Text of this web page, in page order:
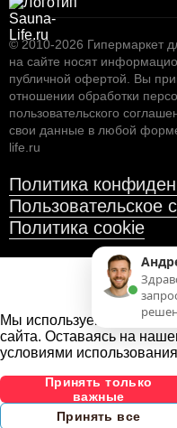
© 2010-2026 Гипермаркет
на сайте носят
публичной офертой. Вы
отношении обработки
пользовательского
свои данные в любой
life.ru
Политика
Пользовательское
Политика cookie
Мы используем файлы
сайта. Оставаясь на
условиями
Принять только
важные
Принять все